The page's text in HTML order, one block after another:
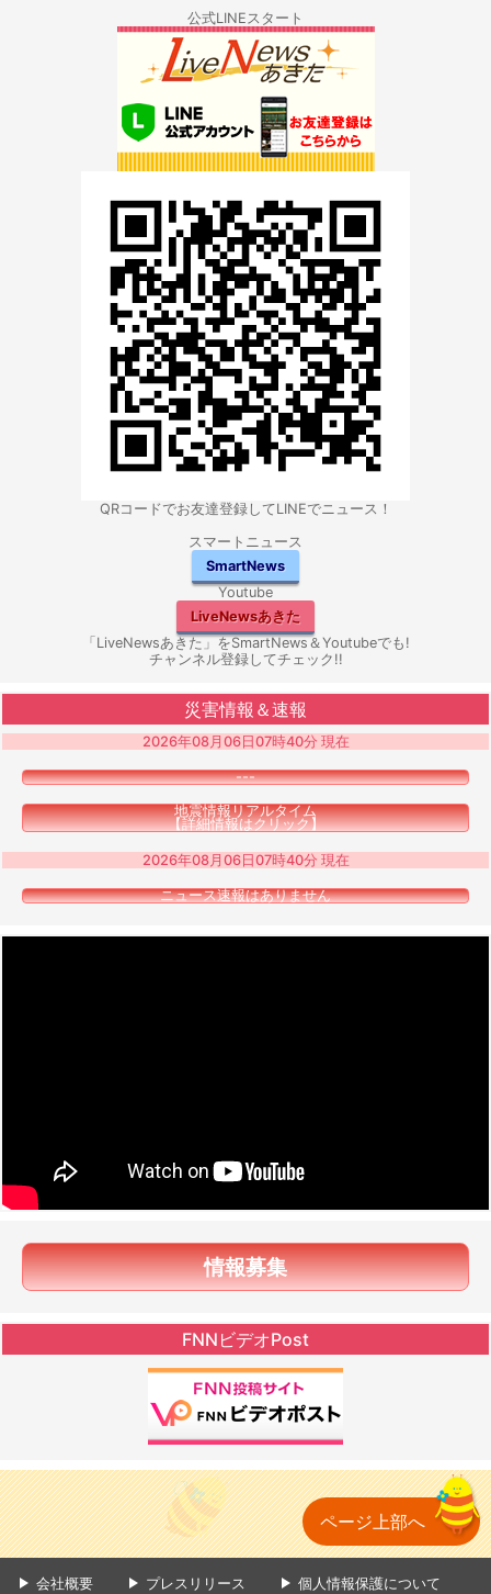
公式LINEスタート
QRコードでお友達登録してLINEでニュース！
スマートニュース
SmartNews
Youtube
LiveNewsあきた
「LiveNewsあきた」をSmartNews＆Youtubeでも!
チャンネル登録してチェック!!
災害情報＆速報
2026年08月06日07時40分 現在
---
地震情報リアルタイム
【詳細情報はクリック】
2026年08月06日07時40分 現在
ニュース速報はありません
情報募集
FNNビデオPost
ページ上部へ
会社概要 プレスリリース 個人情報保護について